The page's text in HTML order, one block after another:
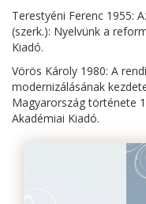
Terestyéni Ferenc 1955:
(szerk.): Nyelvünk a
Kiadó.
Vörös Károly 1980: A
modernizálásának
Magyarország története
Akadémiai Kiadó.